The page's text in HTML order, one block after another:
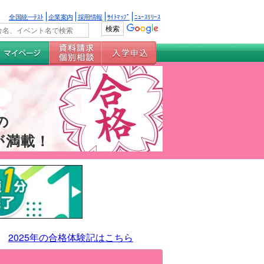
全国統一ﾃｽﾄ 企業案内 採用情報 ｻｲﾄﾏｯﾌﾟ ﾆｭｰｽﾘﾘｰｽ
載！
2025年の合格体験記はこちら